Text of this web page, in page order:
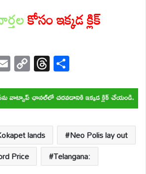
కోసం ఇక్కడ క్లిక్
E
m
ail
C
o
p
y
Li
n
k
T
hr
e
a
d
s
ar
e
lands
Neo Polis lay out
Price
Telangana: